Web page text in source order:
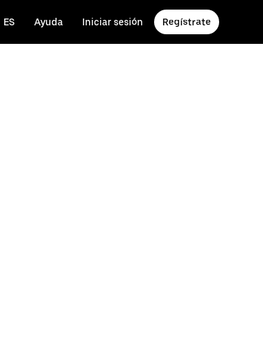
ES Ayuda Iniciar sesión Regístrate